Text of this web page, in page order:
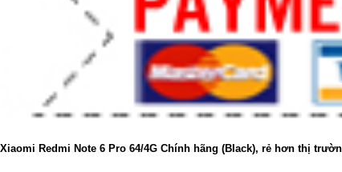
Xiaomi Redmi Note 6 Pro 64/4G Chính hãng (Black), rẻ hơn thị